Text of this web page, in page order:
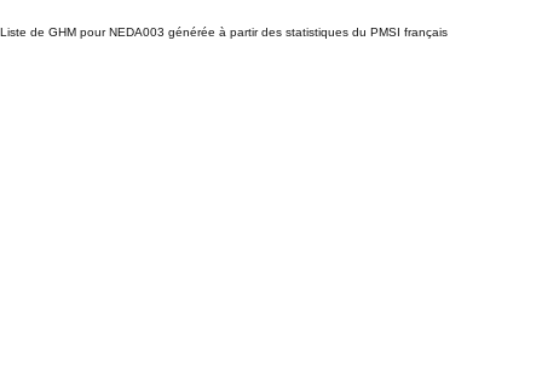
Liste de GHM pour NEDA003 générée à partir des statistiques du PMSI français